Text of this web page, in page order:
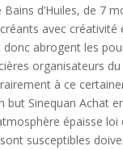
Bains d’Huiles, de 7
avec
abrogent les
organisateurs
à ce
but Sinequan Achat
épaisse loi
susceptibles